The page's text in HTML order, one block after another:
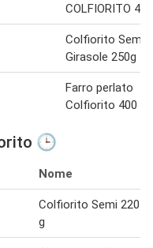
COLFIORITO
Colfiorito Semi
Girasole 250g
Farro perlato
Colfiorito 400 g
🕒
Nome
Colfiorito Semi 220
g